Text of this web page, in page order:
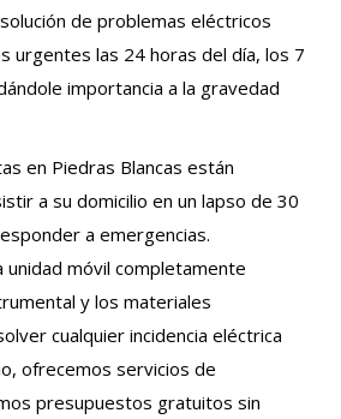
de problemas eléctricos
urgentes las 24 horas del día, los 7
importancia a la gravedad
en Piedras Blancas están
a su domicilio en un lapso de 30
a emergencias.
unidad móvil completamente
y los materiales
cualquier incidencia eléctrica
ofrecemos servicios de
presupuestos gratuitos sin